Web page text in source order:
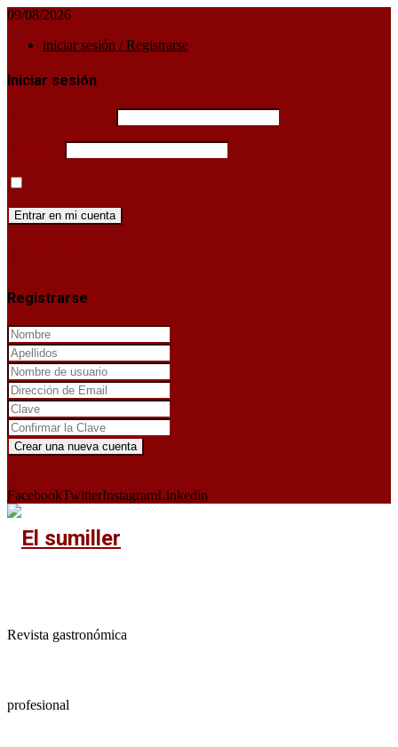
09/08/2026
iniciar sesión / Registrarse
Iniciar sesión
Registrarse
FacebookTwitterInstagramLinkedin
Revista gastronómica
profesional